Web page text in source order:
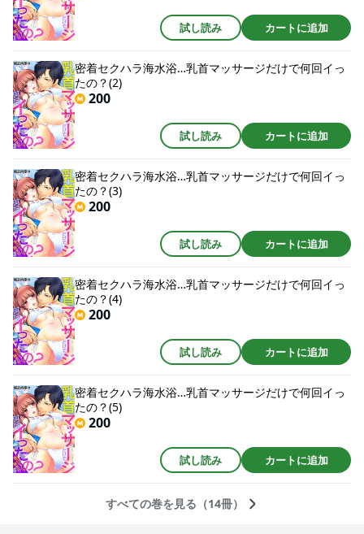
試し読み カートに追加
密着セクハラ海水浴…乳首マッサージだけで何回イっ
たの？(2)
200
試し読み カートに追加
密着セクハラ海水浴…乳首マッサージだけで何回イっ
たの？(3)
200
試し読み カートに追加
密着セクハラ海水浴…乳首マッサージだけで何回イっ
たの？(4)
200
試し読み カートに追加
密着セクハラ海水浴…乳首マッサージだけで何回イっ
たの？(5)
200
試し読み カートに追加
すべての巻を見る（14冊）